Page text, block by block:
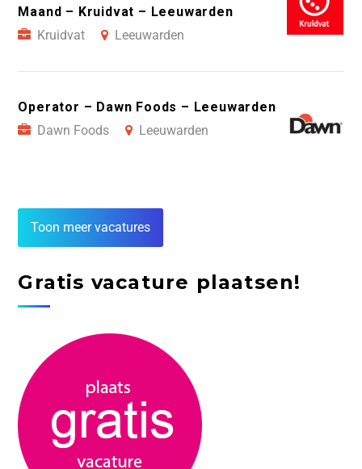
Maand – Kruidvat – Leeuwarden
Kruidvat
Leeuwarden
Operator – Dawn Foods – Leeuwarden
Dawn Foods
Leeuwarden
Toon meer vacatures
Gratis vacature plaatsen!